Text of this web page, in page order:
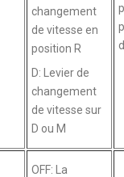
changement
de vitesse en
position R
D: Levier de
changement
de vitesse sur
D ou M
OFF: La